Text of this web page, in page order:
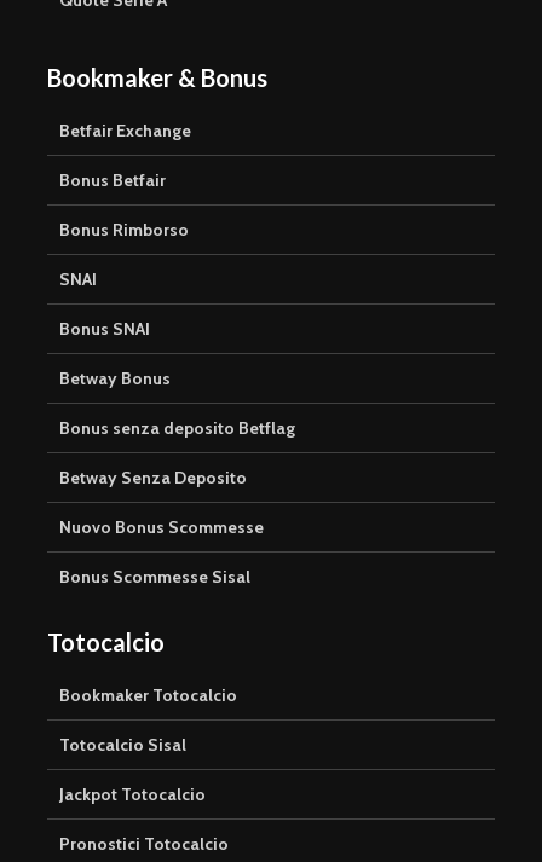
Bookmaker & Bonus
Betfair Exchange
Bonus Betfair
Bonus Rimborso
SNAI
Bonus SNAI
Betway Bonus
Bonus senza deposito Betflag
Betway Senza Deposito
Nuovo Bonus Scommesse
Bonus Scommesse Sisal
Totocalcio
Bookmaker Totocalcio
Totocalcio Sisal
Jackpot Totocalcio
Pronostici Totocalcio